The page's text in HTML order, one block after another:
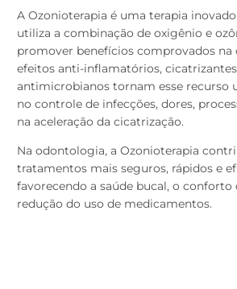
A Ozonioterapia é uma terapia
utiliza a combinação de oxigênio e
promover benefícios comprovados na
efeitos anti-inflamatórios,
antimicrobianos tornam esse recurso
no controle de infecções, dores,
na aceleração da cicatrização.
Na odontologia, a Ozonioterapia
tratamentos mais seguros, rápidos e
favorecendo a saúde bucal, o conforto
redução do uso de medicamentos.